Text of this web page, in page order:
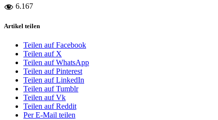
6.167
Artikel teilen
Teilen auf Facebook
Teilen auf X
Teilen auf WhatsApp
Teilen auf Pinterest
Teilen auf LinkedIn
Teilen auf Tumblr
Teilen auf Vk
Teilen auf Reddit
Per E-Mail teilen